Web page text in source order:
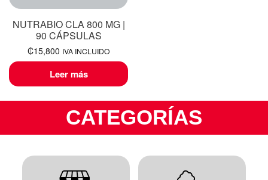
NUTRABIO CLA 800 MG |
90 CÁPSULAS
₡15,800 IVA INCLUIDO
Leer más
CATEGORÍAS